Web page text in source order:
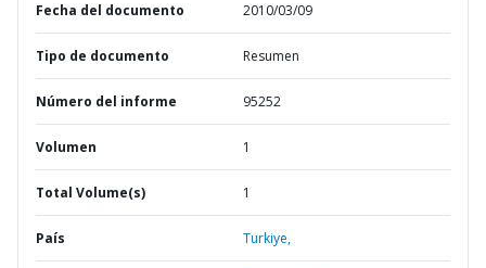
Fecha del documento 2010/03/09
Tipo de documento Resumen
Número del informe 95252
Volumen 1
Total Volume(s) 1
País Turkiye,